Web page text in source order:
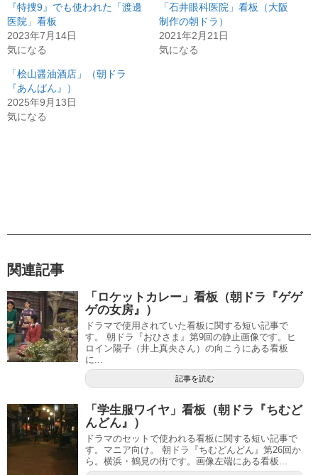
『特捜9』でも使われた「渡邊
医院」看板
2023年7月14日
気になる
「石井眼科医院」看板（大阪
制作の朝ドラ）
2021年2月21日
気になる
「桧山醤油酒店」（朝ドラ
『あんぱん』）
2025年9月13日
気になる
関連記事
「ロケットカレー」看板（朝ドラ『ゲゲ
ゲの女房』）
ドラマで使用されていた看板に関する短い記事で
す。 朝ドラ『おひさま』第9回の静止画像です。ヒ
ロイン陽子（井上真央さん）の向こうにある看板
に...
記事を読む
「学生服ワイヤ」看板（朝ドラ『ちむど
んどん』）
ドラマのセットで使われる看板に関する短い記事で
す。マニア向け。 朝ドラ『ちむどんどん』第26回か
ら。横浜・鶴見の街です。画像左端にある看板...